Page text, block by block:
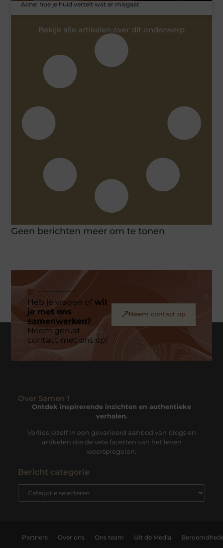
Acne: hoe je huid vertelt wat er misgaat
Bekijk alle artikelen over dit onderwerp
Geen berichten meer om te tonen
Heb je vragen ofwil
je met ons
samenwerken?
Neem gerust
contact met ons op!
Neem contact op
Over Samen 1
Ontdek inspirerende inzichten en authentieke
verhalen.
Verlies jezelf in een gevarieerd aanbod van blogs en
artikelen die de vele facetten van het leven
weerspiegelen.
Bericht categorie
Partners Over ons Ons team Uit de Media